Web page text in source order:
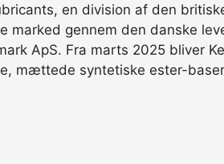
en division af den
gennem den danske
ApS. Fra marts 2025 bliver
mættede syntetiske ester-